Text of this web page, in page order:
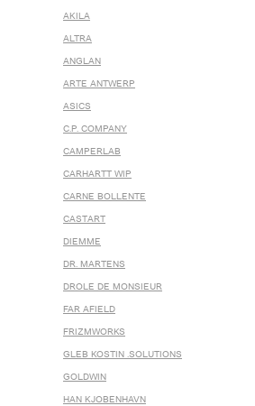
AKILA
ALTRA
ANGLAN
ARTE ANTWERP
ASICS
C.P. COMPANY
CAMPERLAB
CARHARTT WIP
CARNE BOLLENTE
CASTART
DIEMME
DR. MARTENS
DROLE DE MONSIEUR
FAR AFIELD
FRIZMWORKS
GLEB KOSTIN .SOLUTIONS
GOLDWIN
HAN KJOBENHAVN